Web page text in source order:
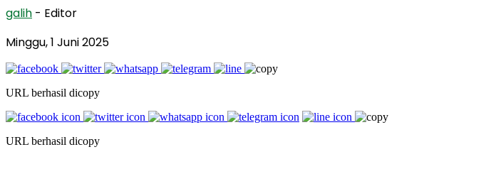
galih - Editor
Minggu, 1 Juni 2025
URL berhasil dicopy
URL berhasil dicopy